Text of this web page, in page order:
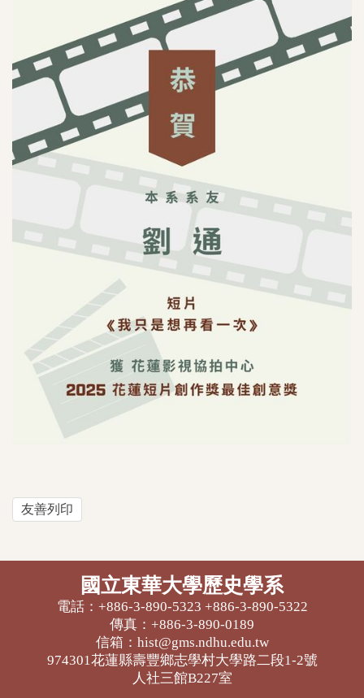
友善列印
國立東華大學歷史學系
電話：+886-3-890-5323 +886-3-890-5322
傳真：+886-3-890-0189
信箱：hist@gms.ndhu.edu.tw
974301花蓮縣壽豐鄉志學村大學路二段1-2號
人社三館B227室